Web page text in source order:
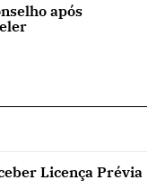
após
Licença Prévia